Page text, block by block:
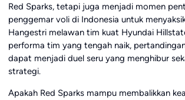
Red Sparks, tetapi juga menjadi momen
penggemar voli di Indonesia untuk
Hangestri melawan tim kuat Hyundai
performa tim yang tengah naik,
dapat menjadi duel seru yang menghibur
strategi.
Apakah Red Sparks mampu membalikkan